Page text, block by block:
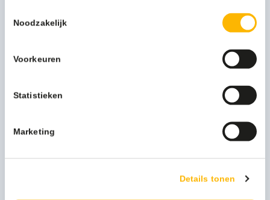
Noodzakelijk
Voorkeuren
Statistieken
Marketing
Details tonen
Dosering:
speciale duurzame combispray flacon zodat er met één
flacon zowel kan worden gesprayd als gefoamd.